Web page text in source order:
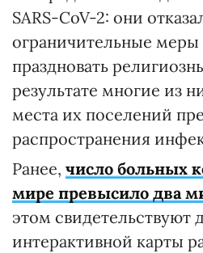
SARS-CoV-2: они
ограничительные
праздновать
результате многие из
места их поселений
распространения
Ранее, число больных
мире превысило два
этом свидетельствуют
интерактивной карты